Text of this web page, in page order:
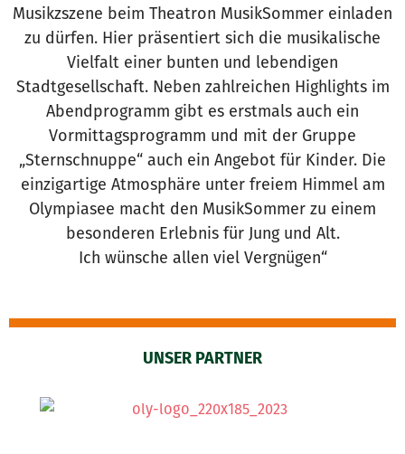
Musikzszene beim Theatron MusikSommer einladen
zu dürfen. Hier präsentiert sich die musikalische
Vielfalt einer bunten und lebendigen
Stadtgesellschaft. Neben zahlreichen Highlights im
Abendprogramm gibt es erstmals auch ein
Vormittagsprogramm und mit der Gruppe
„Sternschnuppe“ auch ein Angebot für Kinder. Die
einzigartige Atmosphäre unter freiem Himmel am
Olympiasee macht den MusikSommer zu einem
besonderen Erlebnis für Jung und Alt.
Ich wünsche allen viel Vergnügen“
UNSER PARTNER